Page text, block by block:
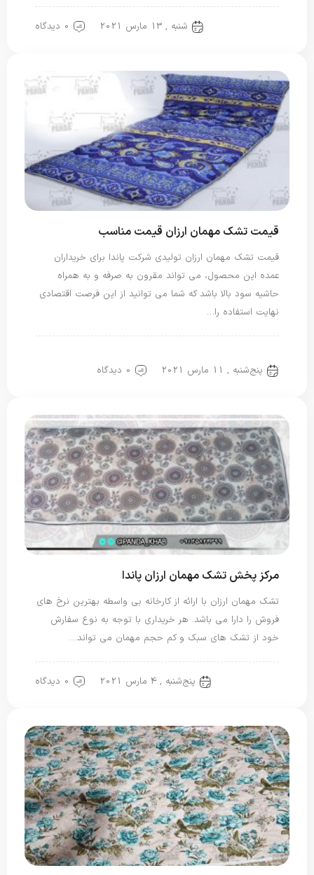
شنبه , 13 مارس 2021 0 دیدگاه
قیمت تشک مهمان ارزان قیمت مناسب
قیمت تشک مهمان ارزان تولیدی شرکت پاندا برای خریداران
عمده این محصول، می تواند مقرون به صرفه و به همراه
حاشیه سود بالا باشد که شما می توانید از این فرصت اقتصادی
نهایت استفاده را…
پنج‌شنبه , 11 مارس 2021 0 دیدگاه
مرکز پخش تشک مهمان ارزان پاندا
تشک مهمان ارزان با ارائه از کارخانه بی واسطه بهترین نرخ های
فروش را دارا می باشد. هر خریداری با توجه به نوع سفارش
خود از تشک های سبک و کم حجم مهمان می تواند…
پنج‌شنبه , 4 مارس 2021 0 دیدگاه